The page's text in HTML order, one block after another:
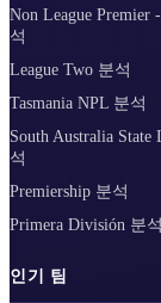
Non League Premier
석
League Two 분석
Tasmania NPL 분석
South Australia State
석
Premiership 분석
Primera División 분석
인기 팀